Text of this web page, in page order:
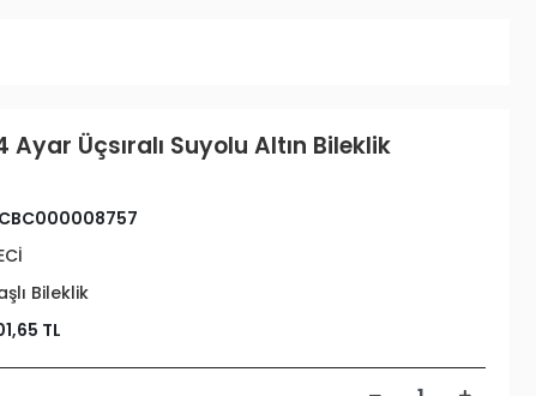
Ayar Üçsıralı Suyolu Altın Bileklik
CBC000008757
Bileklik
TL